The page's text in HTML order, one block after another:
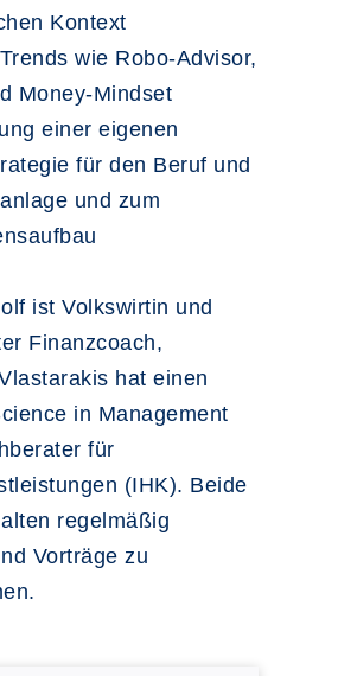
Kontext
wie Robo-Advisor,
Money-Mindset
einer eigenen
für den Beruf und
und zum
ist Volkswirtin und
Finanzcoach,
hat einen
in Management
für
(IHK). Beide
regelmäßig
Vorträge zu